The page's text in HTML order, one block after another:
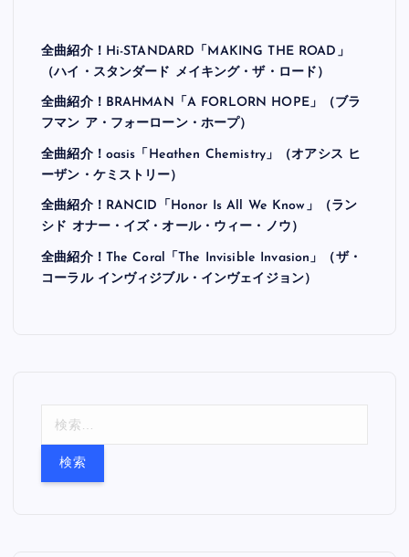
全曲紹介！Hi-STANDARD「MAKING THE ROAD」
（ハイ・スタンダード メイキング・ザ・ロード）
全曲紹介！BRAHMAN「A FORLORN HOPE」（ブラ
フマン ア・フォーローン・ホープ）
全曲紹介！oasis「Heathen Chemistry」（オアシス ヒ
ーザン・ケミストリー）
全曲紹介！RANCID「Honor Is All We Know」（ラン
シド オナー・イズ・オール・ウィー・ノウ）
全曲紹介！The Coral「The Invisible Invasion」（ザ・
コーラル インヴィジブル・インヴェイジョン）